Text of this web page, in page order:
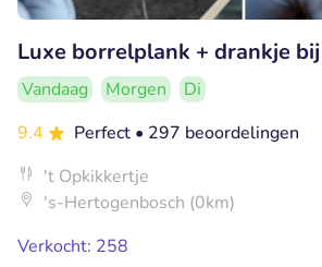
Luxe borrelplank + drankje
Vandaag Morgen
Di
9.4
Perfect • 297 beoordelingen
't Opkikkertje
's-Hertogenbosch (0km)
Verkocht: 258